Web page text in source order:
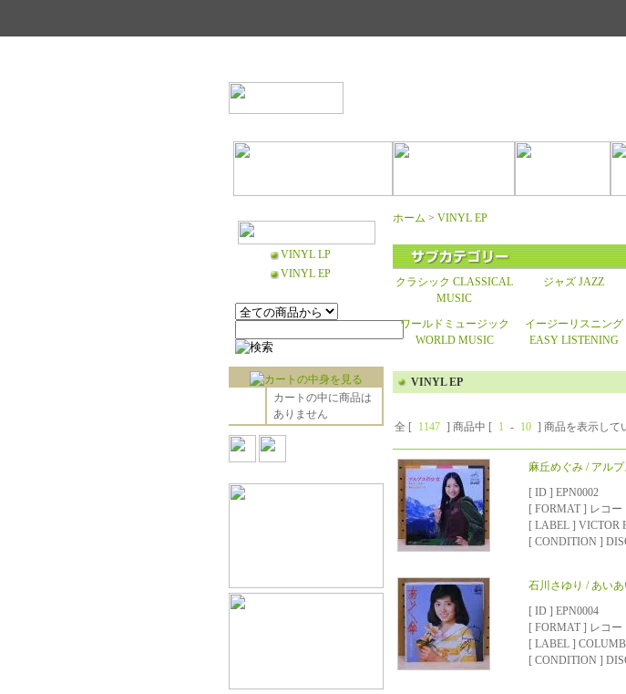
VINYL LP
VINYL EP
カートの中に商品は
ありません
ホーム > VINYL EP
クラシック CLASSICAL
MUSIC
ジャズ JAZZ
ワールドミュージック
WORLD MUSIC
イージーリスニング
EASY LISTENING
VINYL EP
全 [ 1147 ] 商品中 [ 1 - 10 ] 商品を表示して
麻丘めぐみ / アル
[ ID ] EPN0002
[ FORMAT ] レコー
[ LABEL ] VICTOR
[ CONDITION ]
石川さゆり / あい
[ ID ] EPN0004
[ FORMAT ] レコー
[ LABEL ]
[ CONDITION ]